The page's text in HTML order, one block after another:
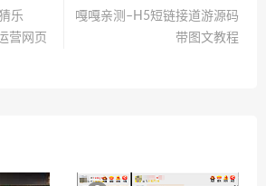
乐
营网页
嘎嘎亲测–H5短链接道游源码
带图文教程